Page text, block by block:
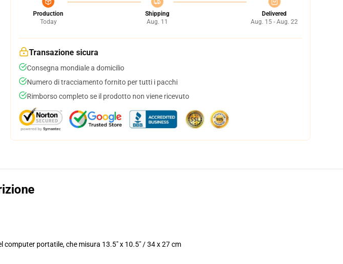
Production
Today
Shipping
Aug. 11
Delivered
Aug. 15 - Aug. 22
Transazione sicura
Consegna mondiale a domicilio
Numero di tracciamento fornito per tutti i pacchi
Rimborso completo se il prodotto non viene ricevuto
portatile, che misura 13.5" x 10.5" / 34 x 27 cm